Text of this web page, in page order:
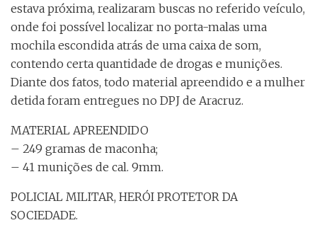
estava próxima, realizaram buscas no referido veículo,
onde foi possível localizar no porta-malas uma
mochila escondida atrás de uma caixa de som,
contendo certa quantidade de drogas e munições.
Diante dos fatos, todo material apreendido e a mulher
detida foram entregues no DPJ de Aracruz.
MATERIAL APREENDIDO
– 249 gramas de maconha;
– 41 munições de cal. 9mm.
POLICIAL MILITAR, HERÓI PROTETOR DA
SOCIEDADE.